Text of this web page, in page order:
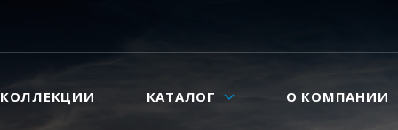
КОЛЛЕКЦИИ КАТАЛОГ О КОМПАНИИ